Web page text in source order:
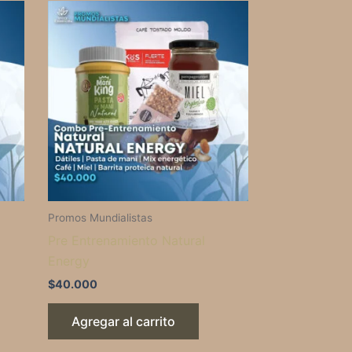
Promos Mundialistas
$40.000
Agregar al carrito